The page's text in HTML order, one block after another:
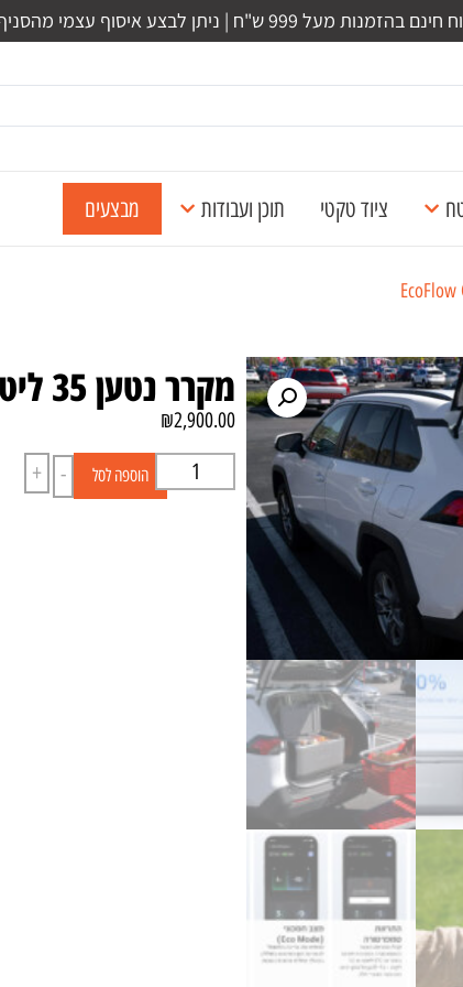
מעל 999 ש"ח | ניתן לבצע איסוף עצמי מהסניף
ציוד טקטי תוכן ועבודות מבצעים
מקרר נטען 35 ליטר – EcoFlow Glacier Classic
₪2,900.00
-
+ הוספה לסל